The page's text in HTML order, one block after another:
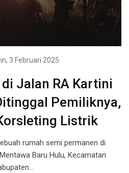
3 Februari 2025
Jalan RA Kartini
Pemiliknya,
Listrik
rumah semi permanen di
Baru Hulu, Kecamatan